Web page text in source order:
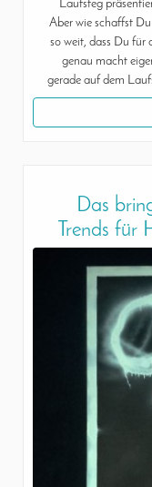
Laufsteg
Aber wie schaffst
so weit, dass Du für
genau macht
gerade auf dem
Das
Trends für